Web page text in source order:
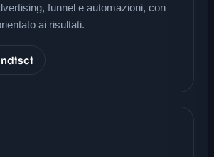
funnel e automazioni, con
ai risultati.